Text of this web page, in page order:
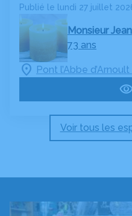
Publié le lundi 27 juillet
Monsieur
73 ans
Pont l’Abbe d’Arnoult
Voir tous les